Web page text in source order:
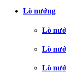
Lò nướng
Lò
Lò
Lò